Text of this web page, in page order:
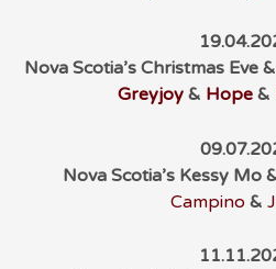
Nova Scotia’s Christmas Eve
Greyjoy& Hope&
Nova Scotia’s Kessy Mo
Campino &